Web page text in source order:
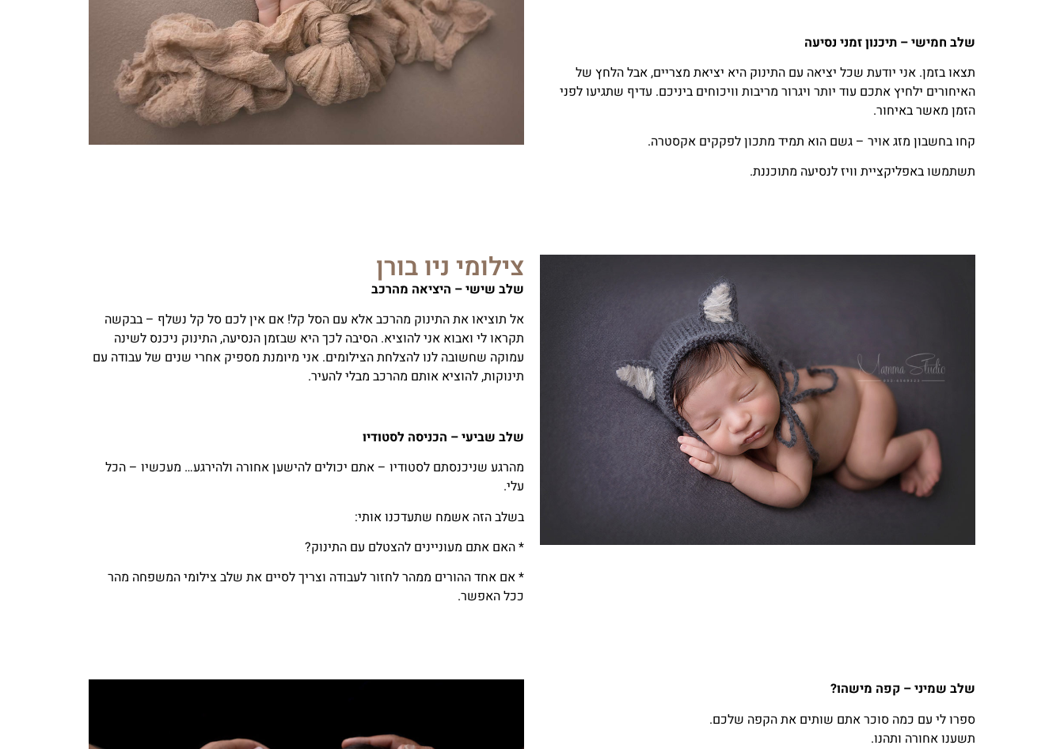
שלב חמישי – תיכנון זמני נסיעה
תצאו בזמן. אני יודעת שכל יציאה עם התינוק היא יציאת מצריים, אבל הלחץ של
האיחורים ילחיץ אתכם עוד יותר ויגרור מריבות וויכוחים ביניכם. עדיף שתגיעו לפני
הזמן מאשר באיחור.
קחו בחשבון מזג אויר – גשם הוא תמיד מתכון לפקקים אקסטרה.
תשתמשו באפליקציית וויז לנסיעה מתוכננת.
צילומי ניו בורן
שלב שישי – היציאה מהרכב
אל תוציאו את התינוק מהרכב אלא עם הסל קל! אם אין לכם סל קל נשלף – בבקשה
תקראו לי ואבוא אני להוציא. הסיבה לכך היא שבזמן הנסיעה, התינוק ניכנס לשינה
עמוקה שחשובה לנו להצלחת הצילומים. אני מיומנת מספיק אחרי שנים של עבודה עם
תינוקות, להוציא אותם מהרכב מבלי להעיר.
שלב שביעי – הכניסה לסטודיו
מהרגע שניכנסתם לסטודיו – אתם יכולים להישען אחורה ולהירגע… מעכשיו – הכל
עלי.
בשלב הזה אשמח שתעדכנו אותי:
* האם אתם מעוניינים להצטלם עם התינוק?
* אם אחד ההורים ממהר לחזור לעבודה וצריך לסיים את שלב צילומי המשפחה מהר
ככל האפשר.
שלב שמיני – קפה מישהו?
ספרו לי עם כמה סוכר אתם שותים את הקפה שלכם.
תשענו אחורה ותהנו.